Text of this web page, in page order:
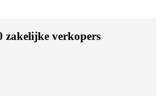
zakelijke verkopers